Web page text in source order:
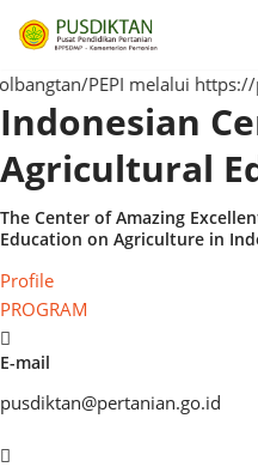
Skip
to
contentPEPI melalui https://
Indonesian
Agricultural
The Center of Amazing
Education on Agriculture in
Profile
PROGRAM
E-mail
pusdiktan@pertanian.go.id